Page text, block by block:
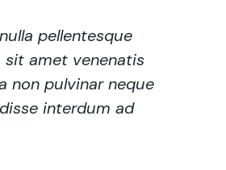
pellentesque
sit amet venenatis
non pulvinar neque
interdum ad